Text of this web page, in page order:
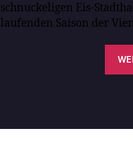
schnuckeligen Eis-
laufenden Saison der